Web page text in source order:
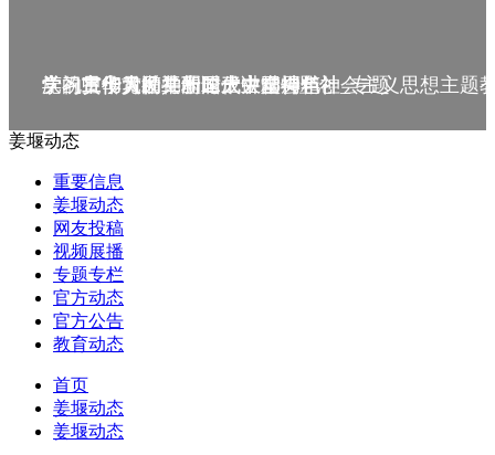
庆祝中华人民共和国成立75周年
学习贯彻党的二十届三中全会精神_专题
党的二十大精神理论大讲堂--理论
学习宣传贯彻党的二十大精神
学习贯彻习近平新时代中国特色社会主义思想主题
姜堰动态
重要信息
姜堰动态
网友投稿
视频展播
专题专栏
官方动态
官方公告
教育动态
首页
姜堰动态
姜堰动态